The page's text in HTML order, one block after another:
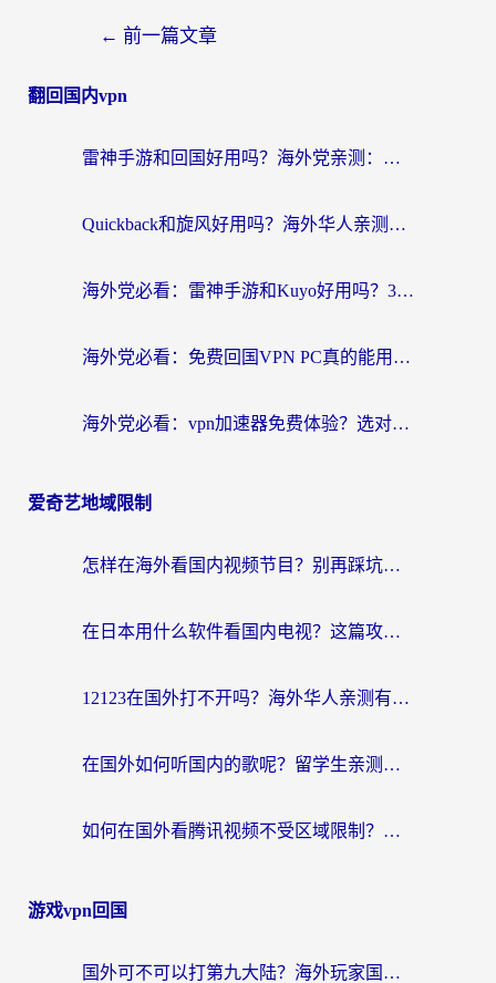
← 前一篇文章
翻回国内vpn
雷神手游和回国好用吗？海外党亲测：选对加速器才能无缝刷剧打游戏
Quickback和旋风好用吗？海外华人亲测：选对回国加速器才能无缝看央视5
海外党必看：雷神手游和Kuyo好用吗？3款回国加速器实测+避坑指南
海外党必看：免费回国VPN PC真的能用？附国内高速VPN选择全攻略
海外党必看：vpn加速器免费体验？选对回国加速器才能无缝刷国内剧玩国服
爱奇艺地域限制
怎样在海外看国内视频节目？别再踩坑！留学生和海外华人的专属解决方案
在日本用什么软件看国内电视？这篇攻略帮你告别地域限制
12123在国外打不开吗？海外华人亲测有效的回国加速方案
在国外如何听国内的歌呢？留学生亲测有效的回国加速方案
如何在国外看腾讯视频不受区域限制？留学生亲测有效的回国加速指南
游戏vpn回国
国外可不可以打第九大陆？海外玩家国服畅玩终极指南（附3大热门游戏解决妙招）